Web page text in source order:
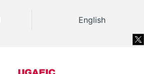
English